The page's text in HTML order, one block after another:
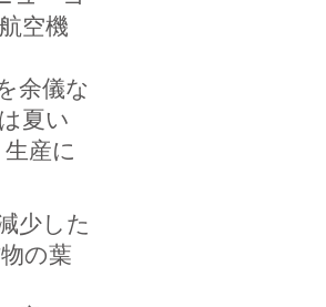
空機
余儀な
夏い
産に
少した
の葉